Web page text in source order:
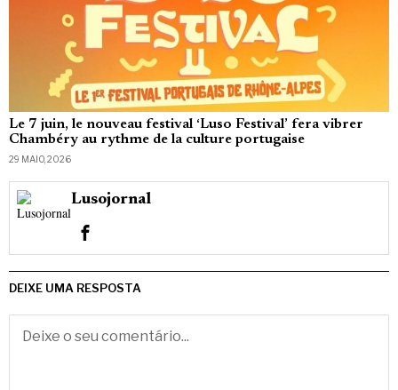
Le 7 juin, le nouveau festival ‘Luso Festival’ fera vibrer
Chambéry au rythme de la culture portugaise
29 MAIO, 2026
Lusojornal
DEIXE UMA RESPOSTA